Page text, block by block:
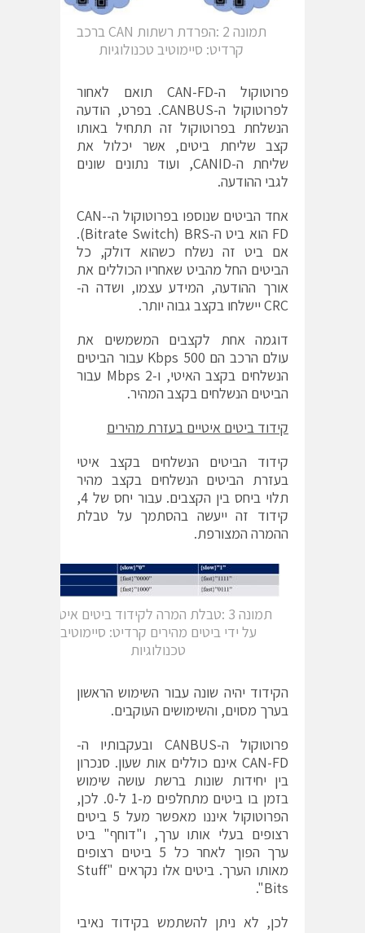
תמונה 2 :הפרדת רשתות CAN ברכב
קרדיט: סיימוטיב טכנולוגיות
פרוטוקול ה-CAN-FD תואם לאחור
לפרוטוקול ה-CANBUS. בפרט, הודעה
הנשלחת בפרוטוקול זה תתחיל באותו
קצב שליחת ביטים, אשר יכלול את
שליחת ה-CANID, ועוד נתונים שונים
לגבי ההודעה.
אחד הביטים שנוספו בפרוטוקול ה-CAN-
FD הוא ביט ה-Bitrate Switch) BRS).
אם ביט זה נשלח כשהוא דולק, כל
הביטים החל מהביט שאחריו הכוללים את
אורך ההודעה, המידע עצמו, ושדה ה-
CRC יישלחו בקצב גבוה יותר.
דוגמה אחת לקצבים המשמשים את
עולם הרכב הם 500 Kbps עבור הביטים
הנשלחים בקצב האיטי, ו-2 Mbps עבור
הביטים הנשלחים בקצב המהיר.
קידוד ביטים איטיים בעזרת מהירים
קידוד הביטים הנשלחים בקצב איטי
בעזרת הביטים הנשלחים בקצב מהיר
תלוי ביחס בין הקצבים. עבור יחס של 4,
קידוד זה ייעשה בהסתמך על טבלת
ההמרה המצורפת.
תמונה 3 :טבלת המרה לקידוד ביטים איטיים
על ידי ביטים מהירים קרדיט: סיימוטיב
טכנולוגיות
הקידוד יהיה שונה עבור השימוש הראשון
בערך מסוים, והשימושים העוקבים.
פרוטוקול ה-CANBUS ובעקבותיו ה-
CAN-FD אינם כוללים אות שעון. סנכרון
בין יחידות שונות ברשת עושה שימוש
בזמן בו ביטים מתחלפים מ-1 ל-0. לכן,
הפרוטוקול איננו מאפשר מעל 5 ביטים
רצופים בעלי אותו ערך, ו"דוחף" ביט
ערך הפוך לאחר כל 5 ביטים רצופים
מאותו הערך. ביטים אלו נקראים "Stuff
Bits".
לכן, לא ניתן להשתמש בקידוד נאיבי